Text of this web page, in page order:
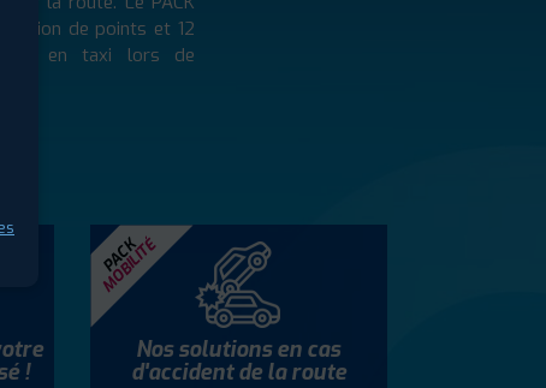
de points et 12
en taxi lors de
!
PACK
MOBILITÉ
Nos solutions en cas
d'accident de la route